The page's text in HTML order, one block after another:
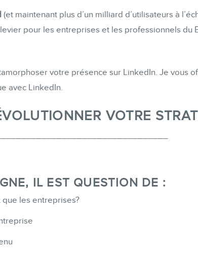
BLOGUE
CONTACT
(et maintenant plus d’un milliard d’utilisateurs à
pour les entreprises et les professionnels du
votre présence sur LinkedIn. Je vous
avec LinkedIn.
VOTRE
IL EST QUESTION DE :
que les entreprises?